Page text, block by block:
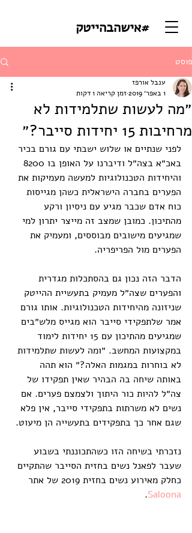
#אישהבהייטק
פוסט
״מה לעשות שתלמידות לא
מרחיבות 15 יחידות סייבר?״
ענבל אורפז
1 באפר׳ 2019
זמן קריאה 1 דקות
לפני שנתיים או שלוש ישבתי עם גורם בכיר
והיחידות הטכנולוגיות למעשה מעמיקות את
הפערים בחברה הישראלית כשהן מגייסות
כוח אדם שכבר מגיע עם ניסיון ורקע
מהתיכון. כמובן שמצב זה מייצר יתרון למי
שמגיעים מישובים מבוססים, ומעמיק את
הפערים מול הפריפריה.
הדבר הזה נכון גם בהסתכלות מגדרית
והפערים שצה״ל מעמיק בתעשיית ההייטק
שניזונה מהיחידות הטכנולוגיות. אותו גורם
אמר שלתפקידי סייבר הוא מגייס מלש״בים
שמגיעים מהתיכון עם 15 יחידות לימוד
במקצועות המחשב. ״ומה לעשות שתלמידות
לא בוחרות במגמות האלה?״ הוא תהה
באותה שיחה בה הבהיר שאין תפקידו של
צה״ל להיות כור היתוך ולצמצם פערים. אם
נשים לא משרתות בתפקידי סייבר, אין פלא
שגם אחר כך בתפקידים בתעשייה הן מיעוט.
נזכרתי בשיחה הזו כשהתכוננתי בשבוע
שעבר לפאנל נשים בחזית הסייבר שהתקיים
כחלק מאירוע נשים בחזית 2019 של אתר
Saloona
.